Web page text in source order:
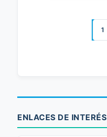
1
ENLACES DE INTERÉS